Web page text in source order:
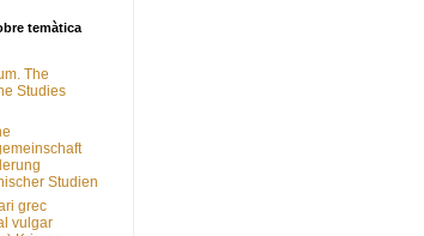
temàtica
The
Studies
Studien
grec
vulgar